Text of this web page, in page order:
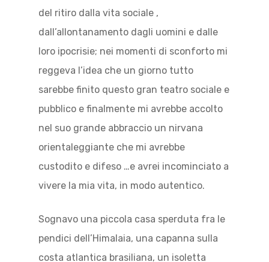
del ritiro dalla vita sociale ,
dall’allontanamento dagli uomini e dalle
loro ipocrisie; nei momenti di sconforto mi
reggeva l’idea che un giorno tutto
sarebbe finito questo gran teatro sociale e
pubblico e finalmente mi avrebbe accolto
nel suo grande abbraccio un nirvana
orientaleggiante che mi avrebbe
custodito e difeso …e avrei incominciato a
vivere la mia vita, in modo autentico.
Sognavo una piccola casa sperduta fra le
pendici dell’Himalaia, una capanna sulla
costa atlantica brasiliana, un isoletta